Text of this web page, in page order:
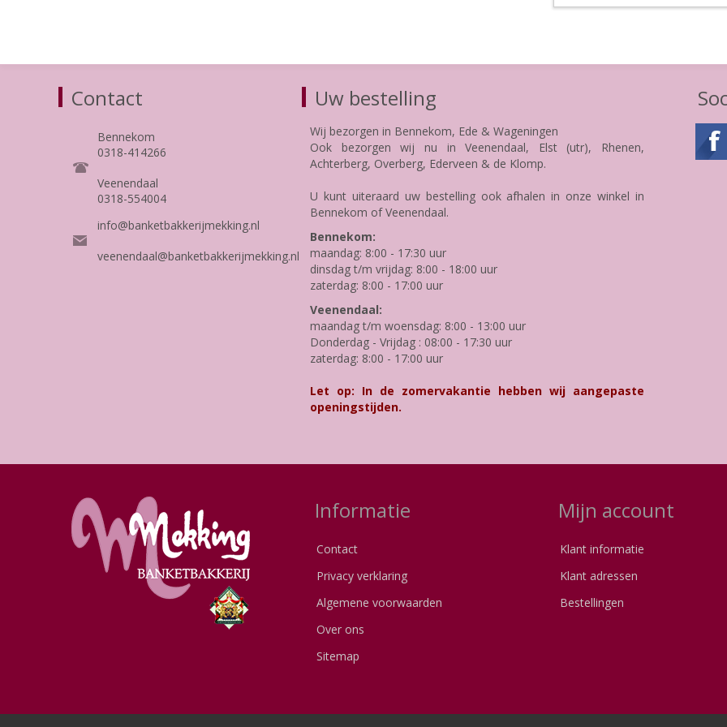
Contact
Bennekom
0318-414266
Veenendaal
0318-554004
info@banketbakkerijmekking.nl
veenendaal@banketbakkerijmekking.nl
Uw bestelling
Wij bezorgen in Bennekom, Ede & Wageningen
Ook bezorgen wij nu in Veenendaal, Elst (utr), Rhenen,
Achterberg, Overberg, Ederveen & de Klomp.
U kunt uiteraard uw bestelling ook afhalen in onze winkel in
Bennekom of Veenendaal.
Bennekom:
maandag: 8:00 - 17:30 uur
dinsdag t/m vrijdag: 8:00 - 18:00 uur
zaterdag: 8:00 - 17:00 uur
Veenendaal:
maandag t/m woensdag: 8:00 - 13:00 uur
Donderdag - Vrijdag : 08:00 - 17:30 uur
zaterdag: 8:00 - 17:00 uur
Let op: In de zomervakantie hebben wij aangepaste
openingstijden.
Informatie
Contact
Privacy verklaring
Algemene voorwaarden
Over ons
Sitemap
Mijn account
Klant informatie
Klant adressen
Bestellingen